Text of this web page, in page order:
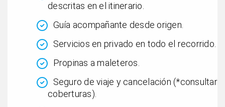
descritas en el itinerario.
Guía acompañante desde origen.
Servicios en privado en todo el recorrido.
Propinas a maleteros.
Seguro de viaje y cancelación (*consultar
coberturas).